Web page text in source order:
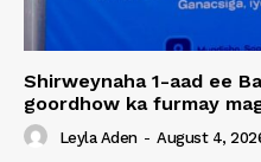
Shirweynaha 1-aad ee
goordhow ka furmay
Leyla Aden - August 4,